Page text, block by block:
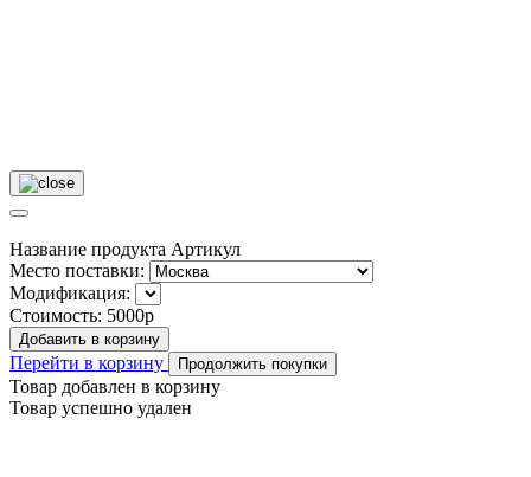
Название продукта Артикул
Место поставки:
Модификация:
Стоимость: 5000р
Добавить в корзину
Перейти в корзину Продолжить покупки
Товар добавлен в корзину
Товар успешно удален